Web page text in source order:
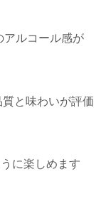
アルコール感が
と味わいが評価
に楽しめます